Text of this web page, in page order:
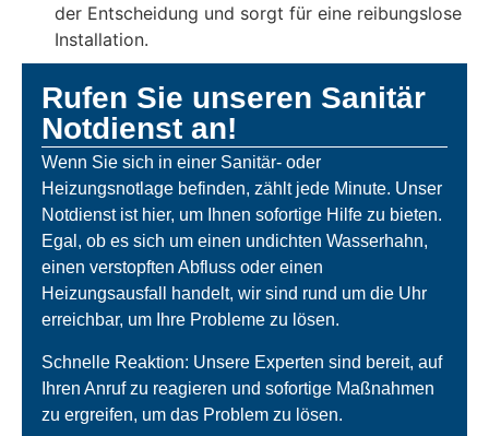
der Entscheidung und sorgt für eine reibungslose
Installation.
Rufen Sie unseren Sanitär
Notdienst an!
Wenn Sie sich in einer Sanitär- oder
Heizungsnotlage befinden, zählt jede Minute. Unser
Notdienst ist hier, um Ihnen sofortige Hilfe zu bieten.
Egal, ob es sich um einen undichten Wasserhahn,
einen verstopften Abfluss oder einen
Heizungsausfall handelt, wir sind rund um die Uhr
erreichbar, um Ihre Probleme zu lösen.
Schnelle Reaktion: Unsere Experten sind bereit, auf
Ihren Anruf zu reagieren und sofortige Maßnahmen
zu ergreifen, um das Problem zu lösen.